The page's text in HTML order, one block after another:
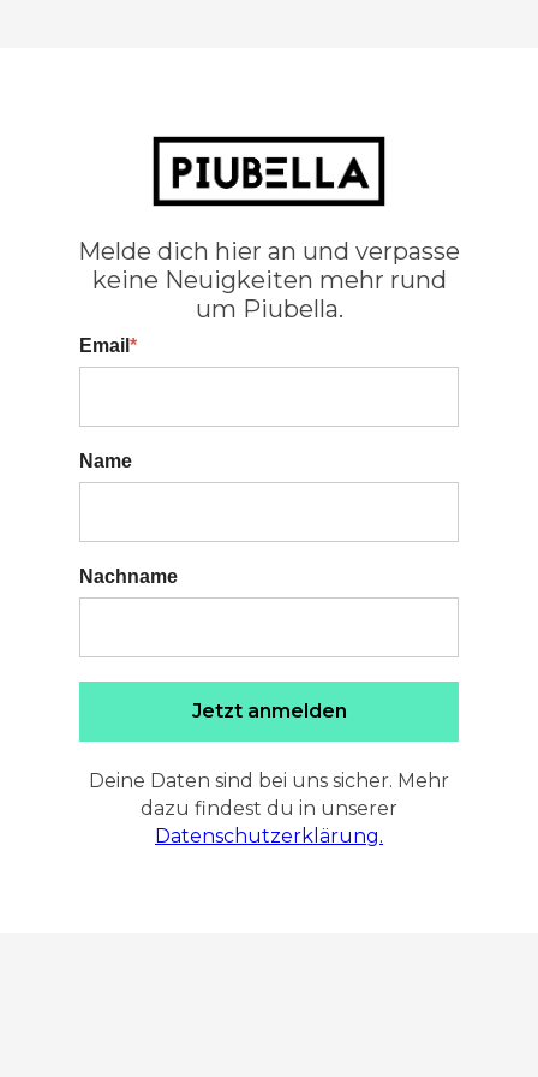
Melde dich hier an und verpasse
keine Neuigkeiten mehr rund
um Piubella.
Email *
Name
Nachname
Jetzt anmelden
Deine Daten sind bei uns sicher. Mehr
dazu findest du in unserer
Datenschutzerklärung.